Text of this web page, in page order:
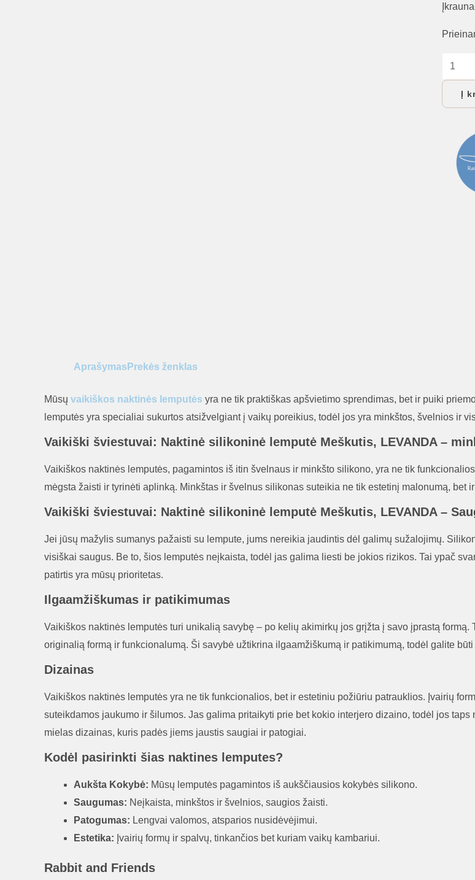
produkto
kiekis:
Vaikiški
Naktinė
Į
Aprašymas Prekės ženklas
Mūsų vaikiškos naktinės lemputės yra ne tik praktiškas apšvietimo sprendimas, bet ir puiki
lemputės yra specialiai sukurtos atsižvelgiant į vaikų poreikius, todėl jos yra minkštos, švelnios ir
Vaikiški šviestuvai: Naktinė silikoninė lemputė Meškutis, LEVANDA –
Vaikiškos naktinės lemputės, pagamintos iš itin švelnaus ir minkšto silikono, yra ne tik
mėgsta žaisti ir tyrinėti aplinką. Minkštas ir švelnus silikonas suteikia ne tik estetinį malonumą, bet
Vaikiški šviestuvai: Naktinė silikoninė lemputė Meškutis, LEVANDA –
Jei jūsų mažylis sumanys pažaisti su lempute, jums nereikia jaudintis dėl galimų sužalojimų.
visiškai saugus. Be to, šios lemputės neįkaista, todėl jas galima liesti be jokios rizikos. Tai ypač
patirtis yra mūsų prioritetas.
Ilgaamžiškumas ir patikimumas
Vaikiškos naktinės lemputės turi unikalią savybę – po kelių akimirkų jos grįžta į savo įprastą
originalią formą ir funkcionalumą. Ši savybė užtikrina ilgaamžiškumą ir patikimumą, todėl galite
Dizainas
Vaikiškos naktinės lemputės yra ne tik funkcionalios, bet ir estetiniu požiūriu patrauklios. Įvairių
suteikdamos jaukumo ir šilumos. Jas galima pritaikyti prie bet kokio interjero dizaino, todėl jos
mielas dizainas, kuris padės jiems jaustis saugiai ir patogiai.
Kodėl pasirinkti šias naktines lemputes?
Aukšta Kokybė: Mūsų lemputės pagamintos iš aukščiausios kokybės silikono.
Saugumas: Neįkaista, minkštos ir švelnios, saugios žaisti.
Patogumas: Lengvai valomos, atsparios nusidėvėjimui.
Estetika: Įvairių formų ir spalvų, tinkančios bet kuriam vaikų kambariui.
Rabbit and Friends